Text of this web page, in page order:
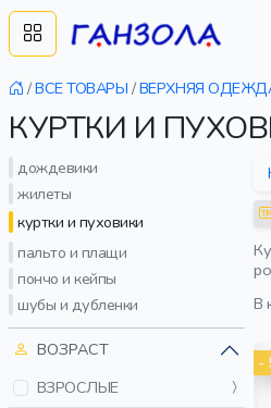
/ВСЕ ТОВАРЫ /ВЕРХНЯЯ
КУРТКИ И
дождевики
жилеты
куртки и пуховики
пальто и плащи
пончо и кейпы
шубы и дубленки
ВОЗРАСТ
ВЗРОСЛЫЕ
В
-